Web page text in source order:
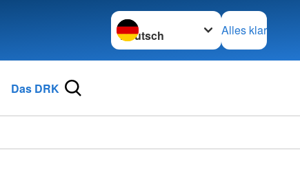
Sprache wechseln zu
Alles klar
Das DRK